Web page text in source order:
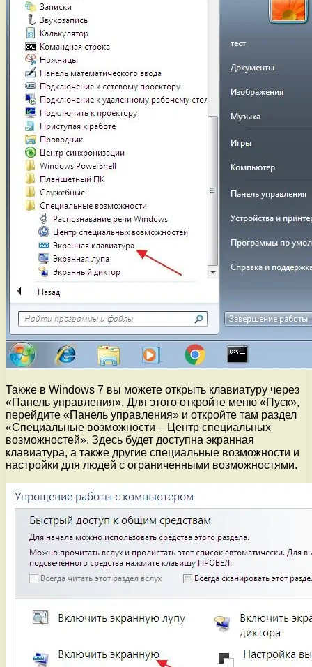
Также в Windows 7 вы можете открыть клавиатуру через
«Панель управления». Для этого откройте меню «Пуск»,
перейдите «Панель управления» и откройте там раздел
«Специальные возможности – Центр специальных
возможностей». Здесь будет доступна экранная
клавиатура, а также другие специальные возможности и
настройки для людей с ограниченными возможностями.